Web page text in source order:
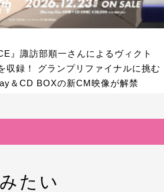
』諏訪部順一さんによるヴィクト
収録！ グランプリファイナルに挑む
＆CD BOXの新CM映像が解禁
たい